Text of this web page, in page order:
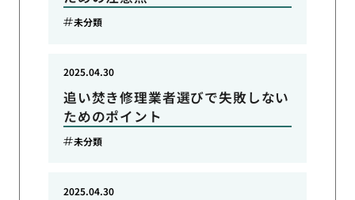
未分類
追い焚き修理業者選びで失敗しない
ためのポイント
2025.04.30
未分類
2025.04.30